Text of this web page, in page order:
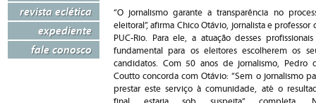
revista eclética
expediente
fale conosco
“O jornalismo garante a transparência no
eleitoral”, afirma Chico Otávio, jornalista e professor
PUC-Rio. Para ele, a atuação desses
fundamental para os eleitores escolherem os
candidatos. Com 50 anos de jornalismo, Pedro
Coutto concorda com Otávio: “Sem o jornalismo
prestar este serviço à comunidade, até o